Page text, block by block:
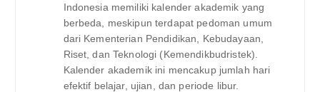
Indonesia memiliki kalender akademik yang
berbeda, meskipun terdapat pedoman umum
dari Kementerian Pendidikan, Kebudayaan,
Riset, dan Teknologi (Kemendikbudristek).
Kalender akademik ini mencakup jumlah hari
efektif belajar, ujian, dan periode libur.